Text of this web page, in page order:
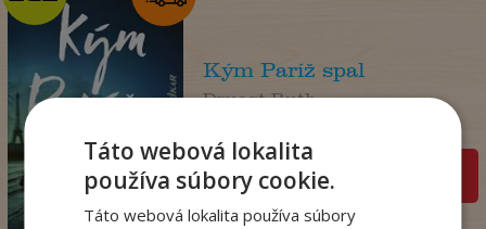
14 ,90 €
Kým Paríž spal
Druart Ruth
pridať do košíka
Táto webová lokalita
používa súbory cookie.
Táto webová lokalita používa súbory